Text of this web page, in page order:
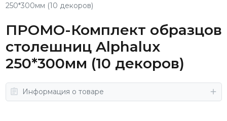
250*300мм (10 декоров)
ПРОМО-Комплект образцов
столешниц Alphalux
250*300мм (10 декоров)
Информация о товаре